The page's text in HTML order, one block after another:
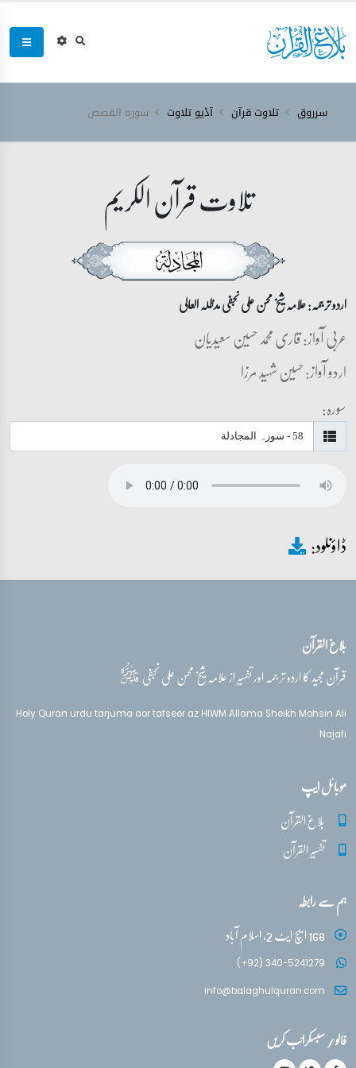
سرروق تلاوت قرآن آڈیو تلاوت سورہ ‎القصص‎
تلاوت قرآن الکریم
اردو ترجمہ: علامہ شیخ محسن علی نجفی مدظلہ العالی
عربی آواز: قاری محمد حسین سعیدیان
اردو آواز: حسین شہید مرزا
سورہ:
ڈاؤنلود:
بلاغ القرآن
قرآن مجید کا اردو ترجمہ اور تفسیر از علامہ شیخ محسن علی نجفیقدس‌سره
Holy Quran urdu tarjuma aor tafseer az HIWM Allama Sheikh Mohsin Ali
Najafi
موبائل ایپ
بلاغ القرآن
تفسیر القرآن
ہم سے رابطہ
168 ایچ ایٹ 2، اسلام آباد
(+92) 340-5241279
info@balaghulquran.com
فالو / سبسکرائب کریں